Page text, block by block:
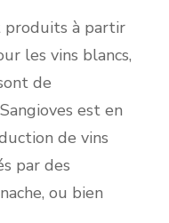
produits à partir
les vins blancs,
de
est en
de vins
par des
ou bien